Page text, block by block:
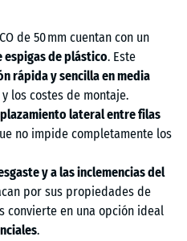
de 50 mm cuentan con un
espigas de plástico. Este
rápida y sencilla en media
los costes de montaje.
lateral entre filas
no impide completamente los
y a las inclemencias del
por sus propiedades de
convierte en una opción ideal
.